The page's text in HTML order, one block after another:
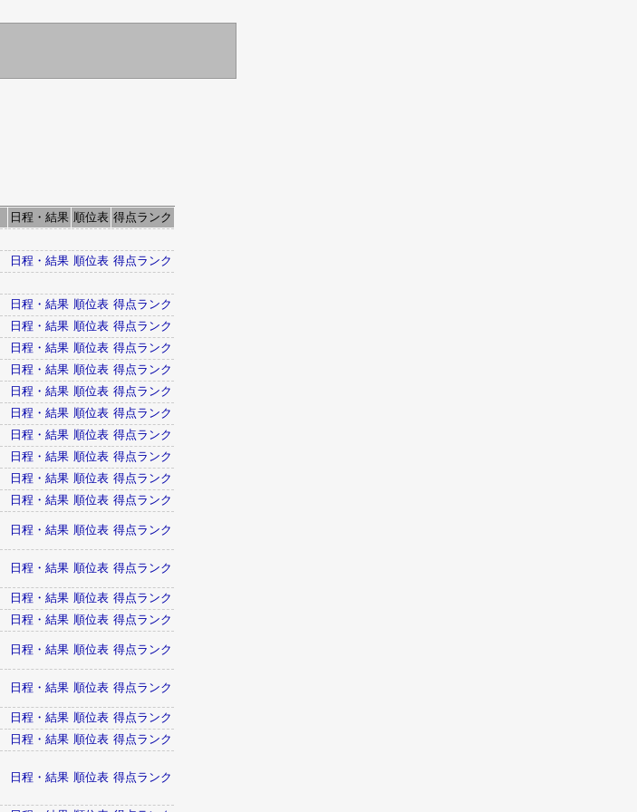
日程・結果 順位表 得点ランク
日程・結果 順位表 得点ランク
日程・結果 順位表 得点ランク
日程・結果 順位表 得点ランク
日程・結果 順位表 得点ランク
日程・結果 順位表 得点ランク
日程・結果 順位表 得点ランク
日程・結果 順位表 得点ランク
日程・結果 順位表 得点ランク
日程・結果 順位表 得点ランク
日程・結果 順位表 得点ランク
日程・結果 順位表 得点ランク
日程・結果 順位表 得点ランク
日程・結果 順位表 得点ランク
日程・結果 順位表 得点ランク
日程・結果 順位表 得点ランク
日程・結果 順位表 得点ランク
日程・結果 順位表 得点ランク
日程・結果 順位表 得点ランク
日程・結果 順位表 得点ランク
日程・結果 順位表 得点ランク